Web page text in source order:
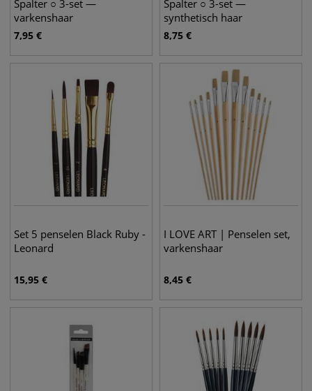
Spalter ○ 3-set —
varkenshaar
7,95 €
Spalter ○ 3-set —
synthetisch haar
8,75 €
Set 5 penselen Black Ruby -
Leonard
15,95 €
I LOVE ART | Penselen set,
varkenshaar
8,45 €